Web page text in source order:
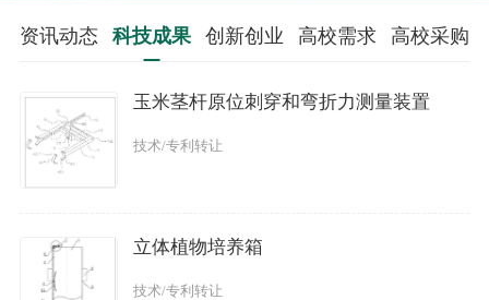
资讯动态 科技成果 创新创业 高校需求 高校采购
玉米茎杆原位刺穿和弯折力测量装置
技术/专利转让
立体植物培养箱
技术/专利转让